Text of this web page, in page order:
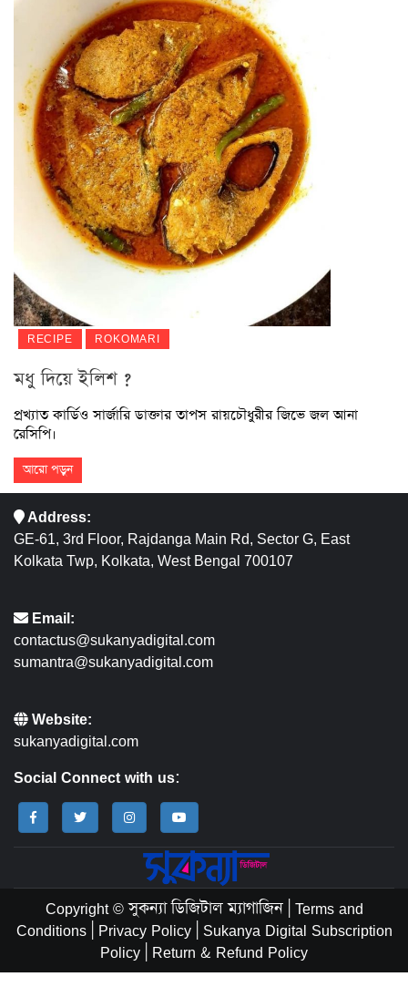
RECIPE ROKOMARI
মধু দিয়ে ইলিশ ?
প্রখ্যাত কার্ডিও সার্জারি ডাক্তার তাপস রায়চৌধুরীর জিভে জল আনা
রেসিপি।
আরো পড়ুন
Address:
GE-61, 3rd Floor, Rajdanga Main Rd, Sector G, East
Kolkata Twp, Kolkata, West Bengal 700107
Email:
contactus@sukanyadigital.com
sumantra@sukanyadigital.com
Website:
sukanyadigital.com
Social Connect with us:
Copyright © সুকন্যা ডিজিটাল ম্যাগাজিন Terms and
Conditions
Privacy Policy
Sukanya Digital Subscription
Policy Return & Refund Policy